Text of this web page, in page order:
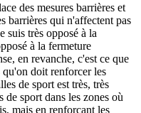
des mesures barrières et
barrières qui n'affectent pas
suis très opposé à la
à la fermeture
en revanche, c'est ce que
qu'on doit renforcer les
de sport est très, très
sport dans les zones où
mais en renforçant les